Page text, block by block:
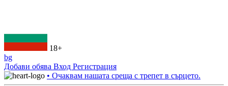
18+
bg
Добави обява Вход Регистрация
• Очаквам нашата среща с трепет в сърцето.